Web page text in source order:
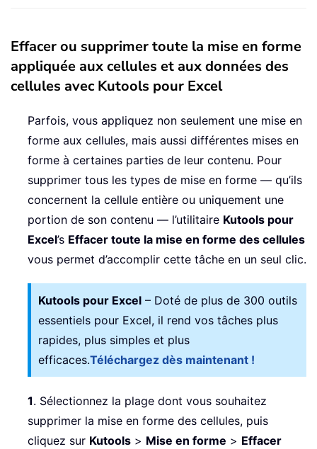
Effacer ou supprimer toute la mise en forme
appliquée aux cellules et aux données des
cellules avec Kutools pour Excel
Parfois, vous appliquez non seulement une mise en
forme aux cellules, mais aussi différentes mises en
forme à certaines parties de leur contenu. Pour
supprimer tous les types de mise en forme — qu’ils
concernent la cellule entière ou uniquement une
portion de son contenu — l’utilitaire Kutools pour
Excel’s Effacer toute la mise en forme des cellules
vous permet d’accomplir cette tâche en un seul clic.
Kutools pour Excel – Doté de plus de 300 outils
essentiels pour Excel, il rend vos tâches plus
rapides, plus simples et plus
efficaces.Téléchargez dès maintenant !
1. Sélectionnez la plage dont vous souhaitez
supprimer la mise en forme des cellules, puis
cliquez sur Kutools > Mise en forme > Effacer